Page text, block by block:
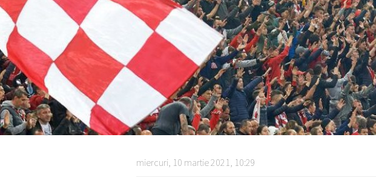
miercuri, 10 martie 2021, 10:29